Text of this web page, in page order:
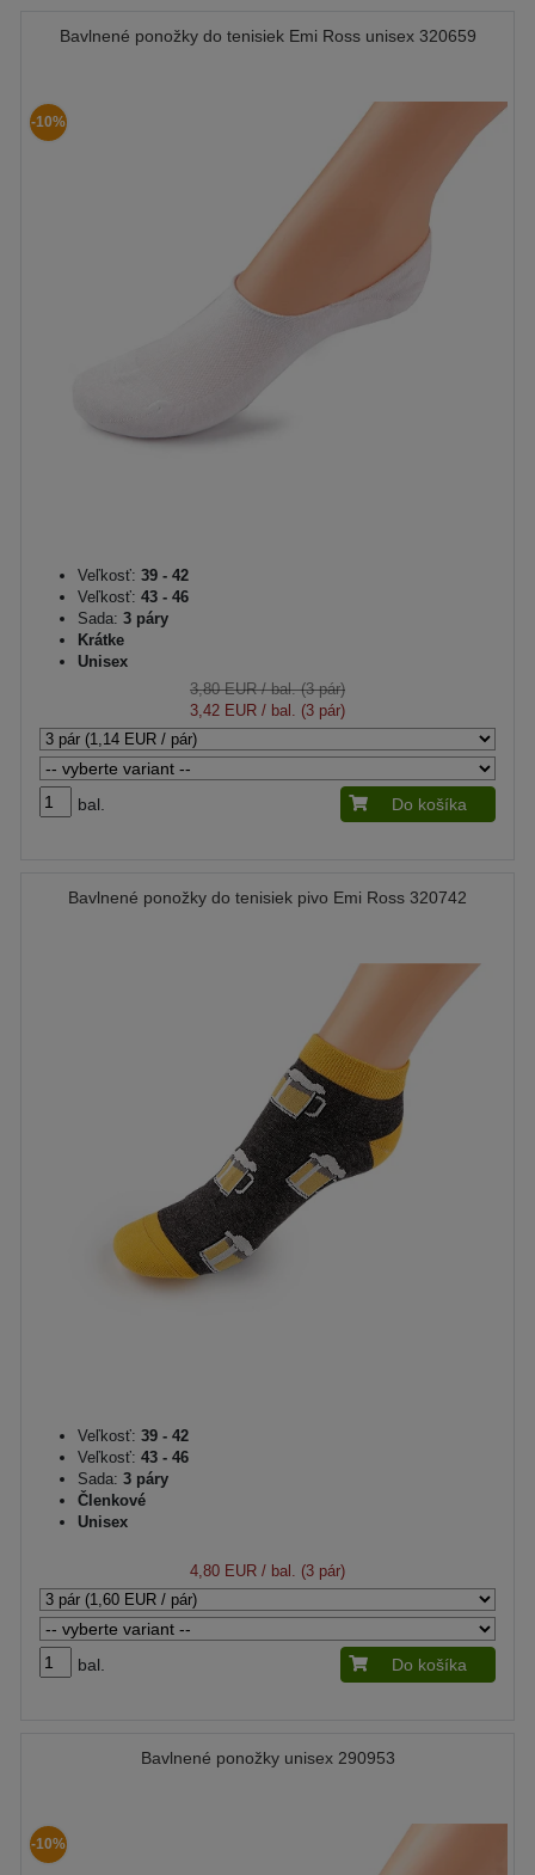
Bavlnené ponožky do tenisiek Emi Ross unisex 320659
-10%
Veľkosť: 39 - 42
Veľkosť: 43 - 46
Sada: 3 páry
Krátke
Unisex
3,80 EUR/ bal. (3 pár)
3,42 EUR / bal. (3 pár)
bal. Do košíka
Bavlnené ponožky do tenisiek pivo Emi Ross 320742
Veľkosť: 39 - 42
Veľkosť: 43 - 46
Sada: 3 páry
Členkové
Unisex
4,80 EUR / bal. (3 pár)
bal. Do košíka
Bavlnené ponožky unisex 290953
-10%